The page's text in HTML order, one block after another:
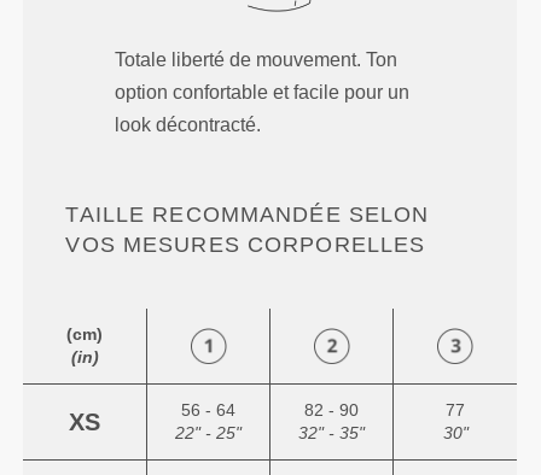
Totale liberté de mouvement. Ton
option confortable et facile pour un
look décontracté.
TAILLE RECOMMANDÉE SELON
VOS MESURES CORPORELLES
(cm)
(in)
XS
56 - 64
22" - 25"
82 - 90
32" - 35"
77
30"